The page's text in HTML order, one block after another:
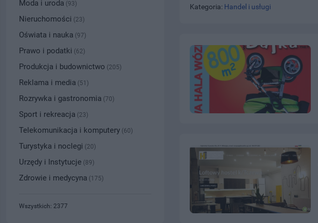
Kategoria: Handel i usługi
Moda i uroda (93)
Nieruchomości (23)
Oświata i nauka (97)
Prawo i podatki (62)
Produkcja i budownictwo (205)
Reklama i media (51)
Rozrywka i gastronomia (70)
Sport i rekreacja (23)
Telekomunikacja i komputery (60)
Turystyka i noclegi (20)
Urzędy i Instytucje (89)
Zdrowie i medycyna (175)
Wszystkich: 2377